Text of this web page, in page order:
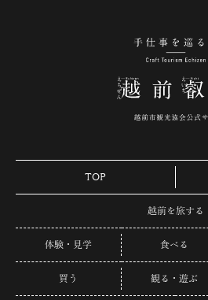
TOP
越前を旅する
体験・見学 食べる
買う 観る・遊ぶ